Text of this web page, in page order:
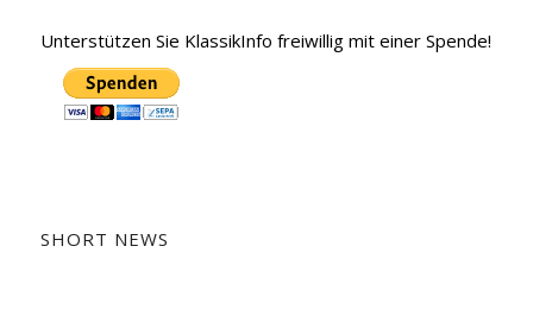
Unterstützen Sie KlassikInfo freiwillig mit einer Spende!
SHORT NEWS